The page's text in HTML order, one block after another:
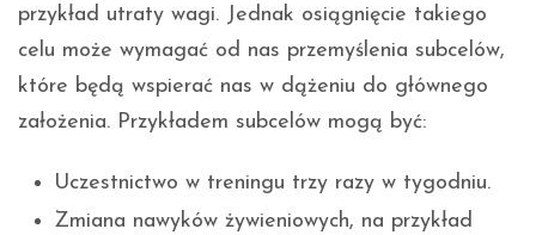
przykład utraty wagi. Jednak osiągnięcie takiego
celu może wymagać od nas przemyślenia subcelów,
które będą wspierać nas w dążeniu do głównego
założenia. Przykładem subcelów mogą być:
Uczestnictwo w treningu trzy razy w tygodniu.
Zmiana nawyków żywieniowych, na przykład